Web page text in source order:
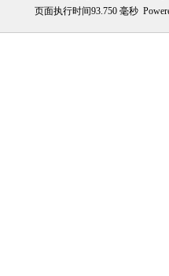
页面执行时间93.750 毫秒